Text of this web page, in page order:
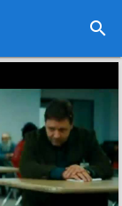
search